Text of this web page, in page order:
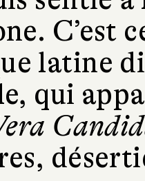
C’est
latine
qui